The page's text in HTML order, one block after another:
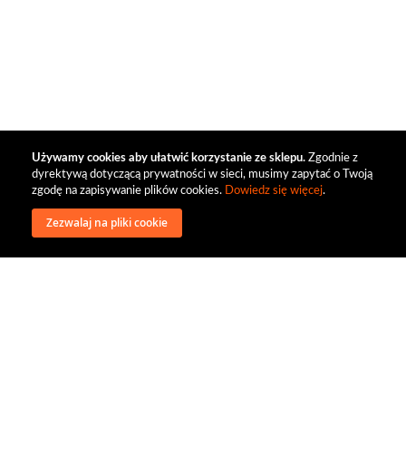
Używamy cookies aby ułatwić korzystanie ze sklepu. Zgodnie z
dyrektywą dotyczącą prywatności w sieci, musimy zapytać o Twoją
zgodę na zapisywanie plików cookies. Dowiedz się więcej.
Zezwalaj na pliki cookie